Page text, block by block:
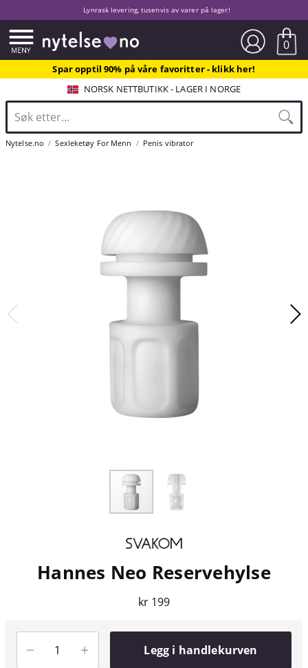
Lynrask levering, tusenvis av varer på lager!
0
Spar opptil 90% på våre favoritter - klikk her!
NORSK NETTBUTIKK - LAGER I NORGE
Nytelse.no Sexleketøy For Menn Penis vibrator
Hannes Neo Reservehylse
kr 199
Legg i handlekurven